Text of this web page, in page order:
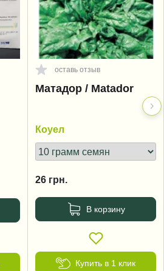
оставь отзыв
Матадор / Matador
Коуел
26 грн.
В корзину
Купить в 1 клик